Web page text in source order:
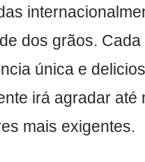
dos grãos.
única e
irá agradar até
mais exigentes.